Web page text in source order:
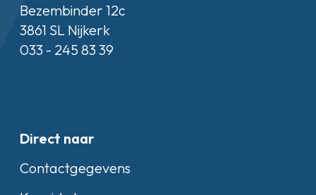
Bezembinder 12c
3861 SL Nijkerk
033 - 245 83 39
Direct naar
Contactgegevens